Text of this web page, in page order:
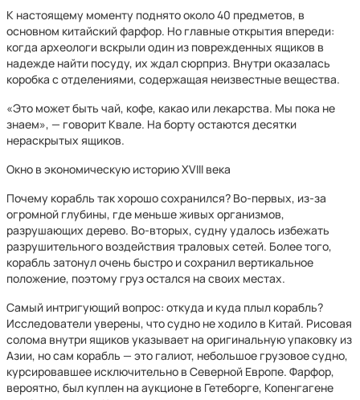
К настоящему моменту поднято около 40 предметов, в
основном китайский фарфор. Но главные открытия впереди:
когда археологи вскрыли один из поврежденных ящиков в
надежде найти посуду, их ждал сюрприз. Внутри оказалась
коробка с отделениями, содержащая неизвестные вещества.
«Это может быть чай, кофе, какао или лекарства. Мы пока не
знаем», — говорит Квале. На борту остаются десятки
нераскрытых ящиков.
Окно в экономическую историю XVIII века
Почему корабль так хорошо сохранился? Во-первых, из-за
огромной глубины, где меньше живых организмов,
разрушающих дерево. Во-вторых, судну удалось избежать
разрушительного воздействия траловых сетей. Более того,
корабль затонул очень быстро и сохранил вертикальное
положение, поэтому груз остался на своих местах.
Самый интригующий вопрос: откуда и куда плыл корабль?
Исследователи уверены, что судно не ходило в Китай. Рисовая
солома внутри ящиков указывает на оригинальную упаковку из
Азии, но сам корабль — это галиот, небольшое грузовое судно,
курсировавшее исключительно в Северной Европе. Фарфор,
вероятно, был куплен на аукционе в Гетеборге, Копенгагене